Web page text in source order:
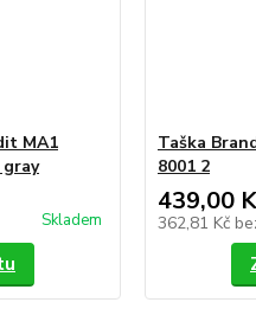
MA1
Skladem
Taška
8001 2
439,00
362,81 Kč